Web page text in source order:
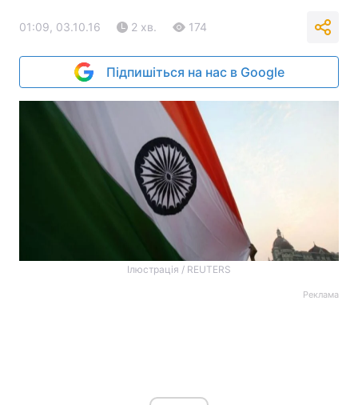
01:09, 03.10.16 2 хв. 174
Підпишіться на нас в Google
Ілюстрація / REUTERS
Реклама